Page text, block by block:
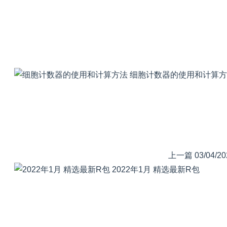
细胞计数器的使用和计算
上一篇 03/04/
2022年1月 精选最新R包